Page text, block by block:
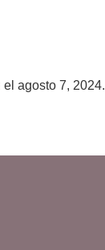
el agosto 7, 2024.